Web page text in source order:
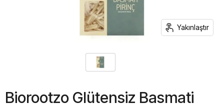
Yakınlaştır
Biorootzo Glütensiz Basmati